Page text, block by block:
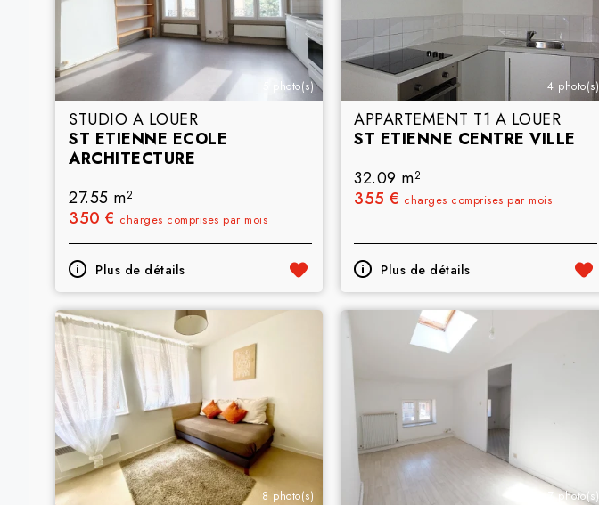
5 photo(s)
STUDIO A LOUER
ST ETIENNE ECOLE
ARCHITECTURE
27.55 m2
350 € charges comprises par mois
Plus de détails
4 photo(s)
APPARTEMENT T1 A LOUER
ST ETIENNE CENTRE VILLE
32.09 m2
355 € charges comprises par mois
Plus de détails
8 photo(s) 7 photo(s)